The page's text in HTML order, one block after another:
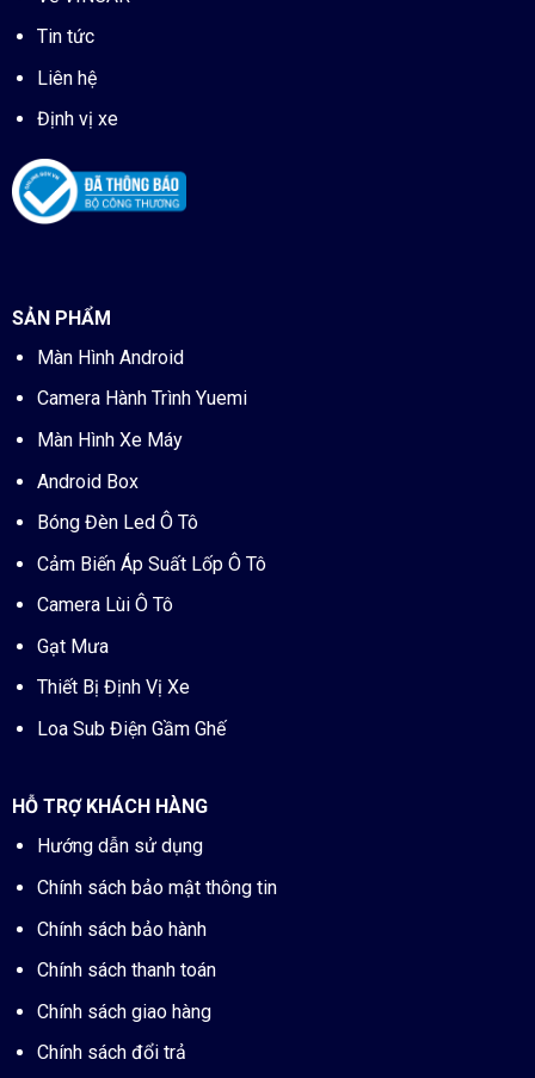
Tin tức
Liên hệ
Định vị xe
SẢN PHẨM
Màn Hình Android
Camera Hành Trình Yuemi
Màn Hình Xe Máy
Android Box
Bóng Đèn Led Ô Tô
Cảm Biến Áp Suất Lốp Ô Tô
Camera Lùi Ô Tô
Gạt Mưa
Thiết Bị Định Vị Xe
Loa Sub Điện Gầm Ghế
HỖ TRỢ KHÁCH HÀNG
Hướng dẫn sử dụng
Chính sách bảo mật thông tin
Chính sách bảo hành
Chính sách thanh toán
Chính sách giao hàng
Chính sách đổi trả